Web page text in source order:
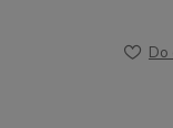
Do